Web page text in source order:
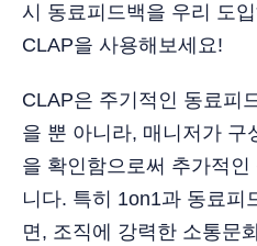
시 동료피드백을 우리 도
CLAP을 사용해보세요!
CLAP은 주기적인 동료피
을 뿐 아니라, 매니저가 구
을 확인함으로써 추가적
니다. 특히 1on1과 동료피
면, 조직에 강력한 소통문